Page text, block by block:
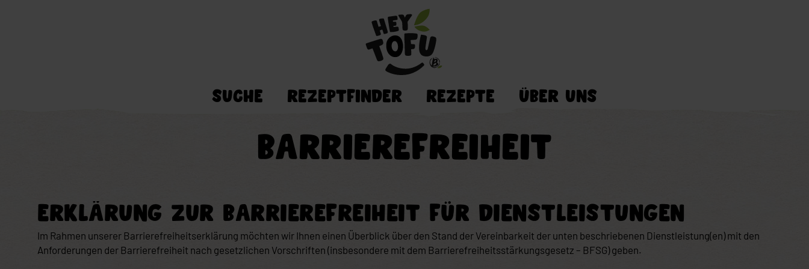
SUCHE REZEPTFINDER REZEPTE
Neue Rezepte
Nach Mahlzeiten
Für wen willst du kochen?
Grillen mit Tofu
ÜBER UNS
Über unseren Tofu
BARRIEREFREIHEIT
ERKLÄRUNG ZUR BARRIEREFREIHEIT FÜR DIENSTLEISTUNGEN
Im Rahmen unserer Barrierefreiheitserklärung möchten wir Ihnen einen Überblick über den Stand der Vereinbarkeit der unten beschriebenen Dienstleistung(en) mit den
Anforderungen der Barrierefreiheit nach gesetzlichen Vorschriften (insbesondere mit dem Barrierefreiheitsstärkungsgesetz – BFSG) geben.